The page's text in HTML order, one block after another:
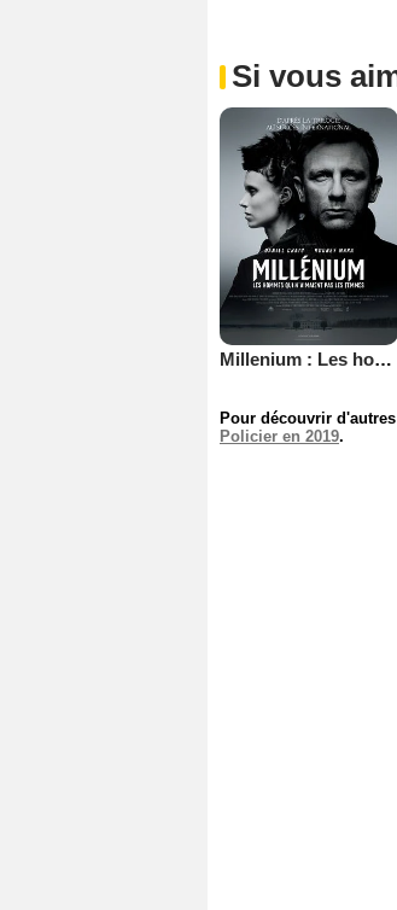
Si vous
Millenium : Les hommes qui n’aimaient pas les femmes
Pour découvrir
Policier en 2019.